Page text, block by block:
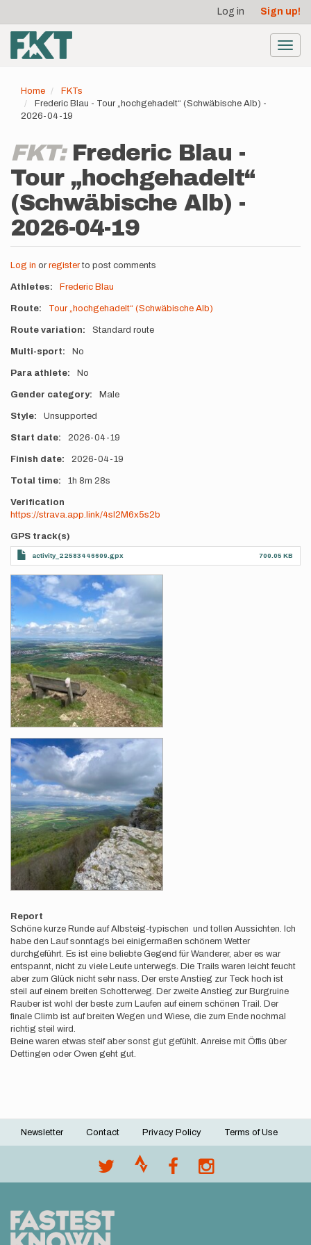
main
content
account
menu
Log in Sign up!
Home
FKTs
Frederic Blau - Tour „hochgehadelt“ (Schwäbische Alb) -
2026-04-19
FKT: Frederic Blau -
Tour „hochgehadelt“
(Schwäbische Alb) -
2026-04-19
Log in or registerto post comments
Athletes Frederic Blau
Route Tour „hochgehadelt“ (Schwäbische Alb)
Route variation Standard route
Multi-sport No
Para athlete No
Gender category Male
Style Unsupported
Start date 2026-04-19
Finish date 2026-04-19
Total time 1h 8m 28s
Verification
https://strava.app.link/4sl2M6x5s2b
GPS track(s)
activity_22583446609.gpx 700.05 KB
Photos
Report
Schöne kurze Runde auf Albsteig-typischen und tollen Aussichten. Ich
habe den Lauf sonntags bei einigermaßen schönem Wetter
durchgeführt. Es ist eine beliebte Gegend für Wanderer, aber es war
entspannt, nicht zu viele Leute unterwegs. Die Trails waren leicht feucht
aber zum Glück nicht sehr nass. Der erste Anstieg zur Teck hoch ist
steil auf einem breiten Schotterweg. Der zweite Anstieg zur Burgruine
Rauber ist wohl der beste zum Laufen auf einem schönen Trail. Der
finale Climb ist auf breiten Wegen und Wiese, die zum Ende nochmal
richtig steil wird.
Beine waren etwas steif aber sonst gut gefühlt. Anreise mit Öffis über
Dettingen oder Owen geht gut.
Footer
Newsletter Contact Privacy Policy Terms of Use